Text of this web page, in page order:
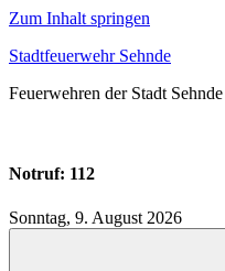
Zum Inhalt springen
Stadtfeuerwehr Sehnde
Feuerwehren der Stadt Sehnde
Notruf: 112
Sonntag, 9. August 2026